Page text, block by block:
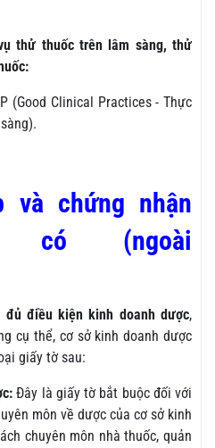
thử thuốc trên lâm sàng, thử
(Good Clinical Practices - Thực
và chứng nhận
có (ngoài
đủ điều kiện kinh doanh dược,
cụ thể, cơ sở kinh doanh dược
giấy tờ sau:
Đây là giấy tờ bắt buộc đối với
môn về dược của cơ sở kinh
chuyên môn nhà thuốc, quản